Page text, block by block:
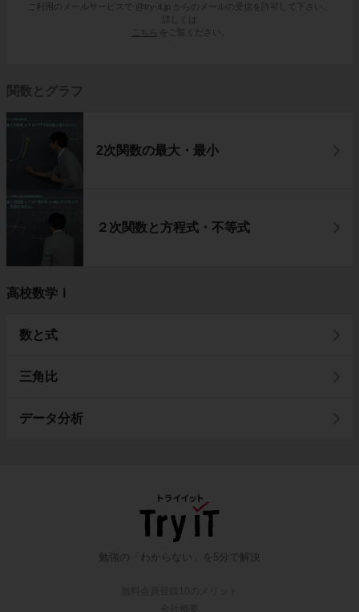
ご利用のメールサービスで @try-it.jp からのメールの受信を許可して下さい。
詳しくは
こちら
をご覧ください。
関数とグラフ
2次関数の最大・最小
２次関数と方程式・不等式
高校数学Ⅰ
数と式
三角比
データ分析
勉強の「わからない」を5分で解決